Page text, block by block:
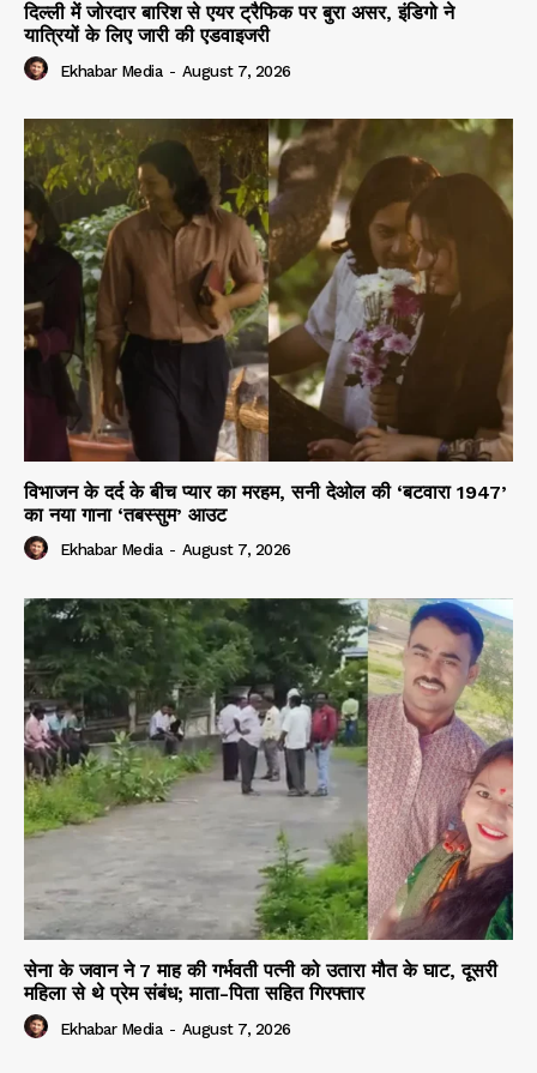
दिल्ली में जोरदार बारिश से एयर ट्रैफिक पर बुरा असर, इंडिगो ने
यात्रियों के लिए जारी की एडवाइजरी
Ekhabar Media - August 7, 2026
विभाजन के दर्द के बीच प्यार का मरहम, सनी देओल की ‘बटवारा 1947’
का नया गाना ‘तबस्सुम’ आउट
Ekhabar Media - August 7, 2026
सेना के जवान ने 7 माह की गर्भवती पत्नी को उतारा मौत के घाट, दूसरी
महिला से थे प्रेम संबंध; माता-पिता सहित गिरफ्तार
Ekhabar Media - August 7, 2026